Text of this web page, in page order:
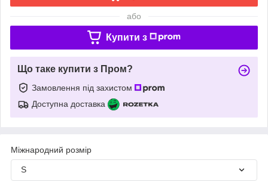
або
Купити з
Що таке купити з Пром?
Замовлення під захистом
Доступна доставка
Міжнародний розмір
S